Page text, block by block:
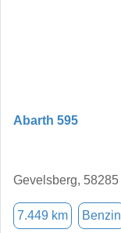
Abarth 595
Gevelsberg, 58285
7.449 km Benzin